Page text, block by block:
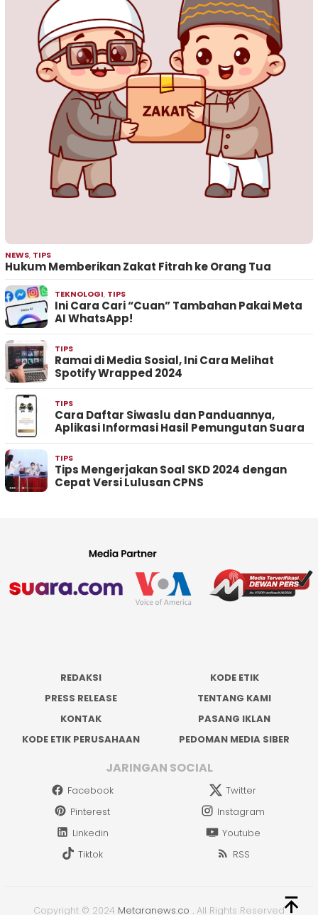
NEWS, TIPS
Hukum Memberikan Zakat Fitrah ke Orang Tua
TEKNOLOGI, TIPS
Ini Cara Cari “Cuan” Tambahan Pakai Meta
AI WhatsApp!
TIPS
Ramai di Media Sosial, Ini Cara Melihat
Spotify Wrapped 2024
TIPS
Cara Daftar Siwaslu dan Panduannya,
Aplikasi Informasi Hasil Pemungutan Suara
TIPS
Tips Mengerjakan Soal SKD 2024 dengan
Cepat Versi Lulusan CPNS
REDAKSI
KODE ETIK
PRESS RELEASE
TENTANG KAMI
KONTAK
PASANG IKLAN
KODE ETIK PERUSAHAAN
PEDOMAN MEDIA SIBER
JARINGAN SOCIAL
Facebook
Twitter
Pinterest
Instagram
Linkedin
Youtube
Tiktok
RSS
Copyright © 2024 Metaranews.co . All Rights Reserved